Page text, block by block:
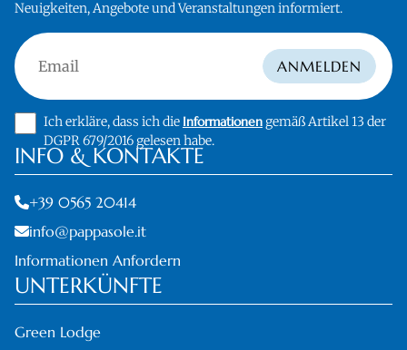
Neuigkeiten, Angebote und Veranstaltungen informiert.
Email ANMELDEN
Ich erkläre, dass ich die Informationen gemäß Artikel 13 der
DGPR 679/2016 gelesen habe.
INFO & KONTAKTE
+39 0565 20414
info@pappasole.it
Informationen Anfordern
UNTERKÜNFTE
Green Lodge